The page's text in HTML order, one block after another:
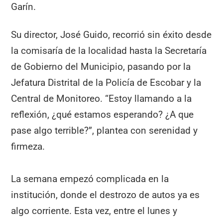
Garín.
Su director, José Guido, recorrió sin éxito desde
la comisaría de la localidad hasta la Secretaría
de Gobierno del Municipio, pasando por la
Jefatura Distrital de la Policía de Escobar y la
Central de Monitoreo. “Estoy llamando a la
reflexión, ¿qué estamos esperando? ¿A que
pase algo terrible?”, plantea con serenidad y
firmeza.
La semana empezó complicada en la
institución, donde el destrozo de autos ya es
algo corriente. Esta vez, entre el lunes y